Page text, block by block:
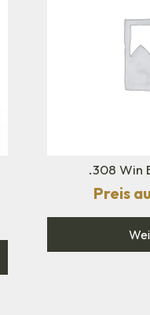
.308 Win
Preis